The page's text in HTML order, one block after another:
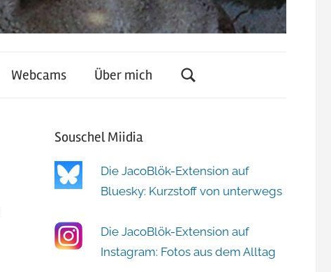
Webcams Über mich
Souschel Miidia
Die JacoBlök-Extension auf
Bluesky: Kurzstoff von unterwegs
Die JacoBlök-Extension auf
Instagram: Fotos aus dem Alltag